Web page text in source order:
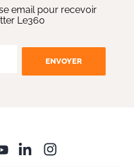
email pour recevoir
Le360
ENVOYER